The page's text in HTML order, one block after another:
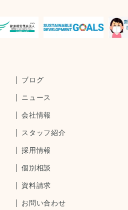
ブログ
ニュース
会社情報
スタッフ紹介
採用情報
個別相談
資料請求
お問い合わせ